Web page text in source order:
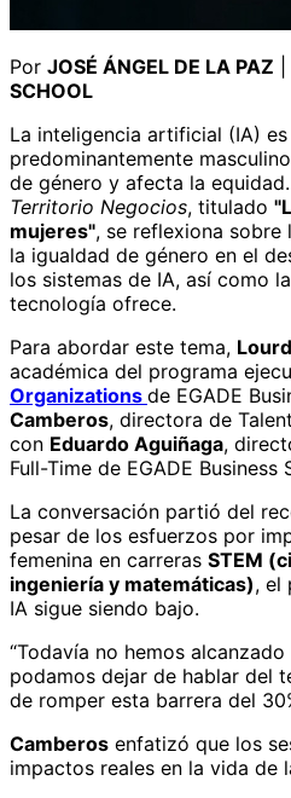
Por JOSÉ ÁNGEL DE LA PAZ
SCHOOL
La inteligencia artificial (IA)
predominantemente
de género y afecta la
Territorio Negocios, titulado
mujeres", se reflexiona
la igualdad de género en el
los sistemas de IA, así como
tecnología ofrece.
Para abordar este tema,
académica del programa
Organizations de EGADE
Camberos, directora de
con Eduardo Aguiñaga,
Full-Time de EGADE Business
La conversación partió del
pesar de los esfuerzos por
femenina en carreras STEM
ingeniería y matemáticas), el
IA sigue siendo bajo.
“Todavía no hemos
podamos dejar de hablar del
de romper esta barrera del
Camberos enfatizó que los
impactos reales en la vida de